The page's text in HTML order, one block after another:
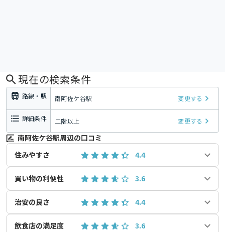
現在の検索条件
路線・駅 南阿佐ケ谷駅 変更する
詳細条件 二階以上 変更する
南阿佐ケ谷駅周辺の口コミ
住みやすさ
4.4
買い物の利便性 3.6
治安の良さ 4.4
飲食店の満足度 3.6